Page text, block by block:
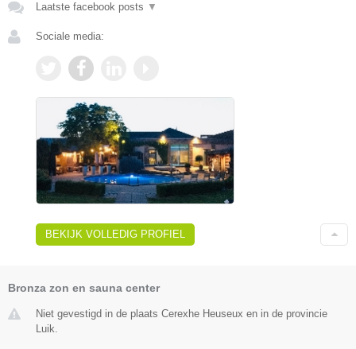
Laatste facebook posts ▼
Sociale media:
BEKIJK VOLLEDIG PROFIEL
Bronza zon en sauna center
Niet gevestigd in de plaats Cerexhe Heuseux en in de provincie
Luik.